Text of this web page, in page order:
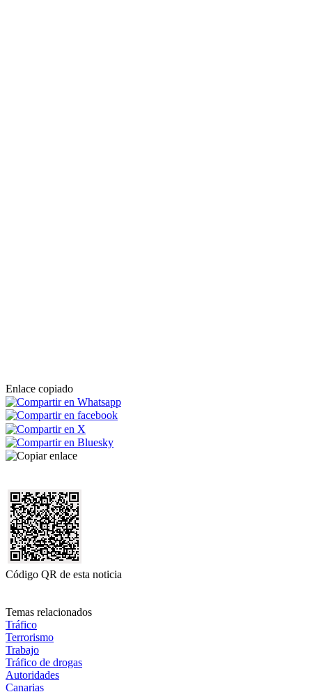
Enlace copiado
Código QR de esta noticia
Temas relacionados
Tráfico
Terrorismo
Trabajo
Tráfico de drogas
Autoridades
Canarias